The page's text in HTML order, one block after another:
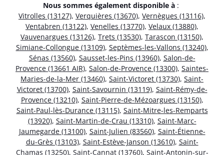
Nous sommes également disponible à :
Vitrolles (13127), Verquières (13670), Vernègues (13116),
Ventabren (13122), Venelles (13770), Velaux (13880),
Vauvenargues (13126), Trets (13530), Tarascon (13150),
Simiane-Collongue (13109), Septèmes-les-Vallons (13240),
Sénas (13560), Sausset-les-Pins (13960), Salon-de-
Provence (13661 AIR), Salon-de-Provence (13300), Saintes-
Maries-de-la-Mer (13460), Saint-Victoret (13730), Saint-
Victoret (13700), Saint-Savournin (13119), Saint-Rémy-de-
Provence (13210), Saint-Pierre-de-Mézoargues (13150),
Saint-Paul-lès-Durance (13115), Saint-Mitre-les-Remparts
(13920), Saint-Martin-de-Crau (13310), Saint-Marc-
Jaumegarde (13100), Saint-Julien (83560), Saint-Étienne-
du-Grès (13103), Saint-Estève-Janson (13610), Saint-
Chamas (13250), Saint-Cannat (13760), Saint-Antonin-sur-